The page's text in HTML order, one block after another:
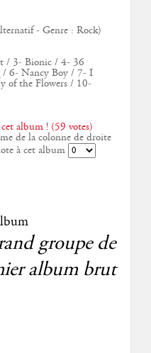
- Genre : Rock)
/ 3- Bionic / 4- 36
/ 6- Nancy Boy / 7- I
of the Flowers / 10-
album ! (59 votes)
de la colonne de droite
à cet album
groupe de
album brut